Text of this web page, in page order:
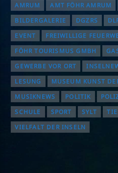
AMRUM AMT FÖHR AMRUM
BILDERGALERIE
DGZRS
EVENT
FREIWILLIGE
FÖHR TOURISMUS GMBH
GEWERBE VOR ORT
LESUNG
MUSEUM KUNST
MUSIKNEWS
POLITIK
SCHULE
SPORT SYLT
VIELFALT DER INSELN